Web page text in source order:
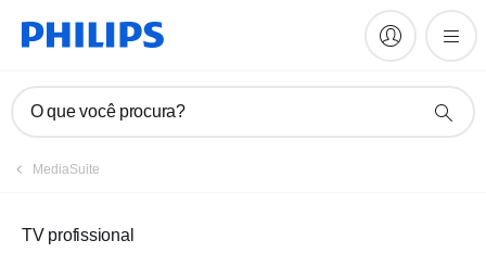
O que você procura?
MediaSuite
TV profissional